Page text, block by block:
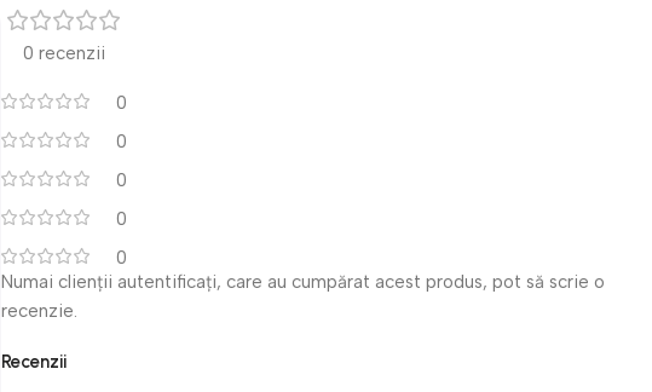
0 recenzii
0
0
0
0
0
Recenzii
Numai clienții autentificați, care au cumpărat acest produs, pot să scrie o
recenzie.